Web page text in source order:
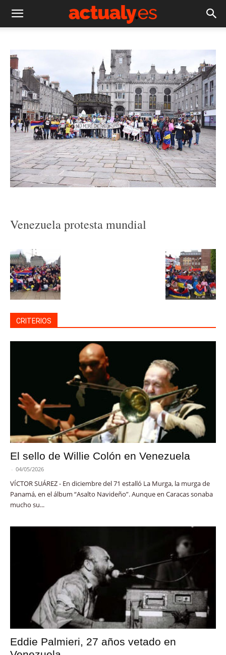
Venezuela protesta mundial
CRITERIOS
El sello de Willie Colón en Venezuela
- 04/05/2026
VÍCTOR SUÁREZ - En diciembre del 71 estalló La Murga, la murga de
Panamá, en el álbum “Asalto Navideño”. Aunque en Caracas sonaba
mucho su...
Eddie Palmieri, 27 años vetado en